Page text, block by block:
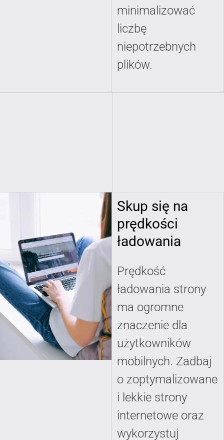
minimalizować
liczbę
niepotrzebnych
plików.
Skup się na
prędkości
ładowania
Prędkość
ładowania strony
ma ogromne
znaczenie dla
użytkowników
mobilnych. Zadbaj
o zoptymalizowane
i lekkie strony
internetowe oraz
wykorzystuj